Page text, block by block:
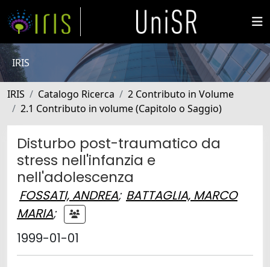
IRIS
IRIS Catalogo Ricerca
2 Contributo in Volume
2.1 Contributo in volume (Capitolo o Saggio)
Disturbo post-traumatico da
stress nell'infanzia e
nell'adolescenza
FOSSATI, ANDREA; BATTAGLIA, MARCO
MARIA;
1999-01-01